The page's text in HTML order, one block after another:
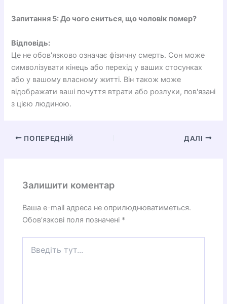
Запитання 5: До чого сниться, що чоловік помер?
Відповідь:
Це не обов'язково означає фізичну смерть. Сон може
символізувати кінець або перехід у ваших стосунках
або у вашому власному житті. Він також може
відображати ваші почуття втрати або розлуки, пов'язані
з цією людиною.
ПОПЕРЕДНІЙ ДАЛІ
Залишити коментар
Ваша e-mail адреса не оприлюднюватиметься.
Обов’язкові поля позначені *
тут...